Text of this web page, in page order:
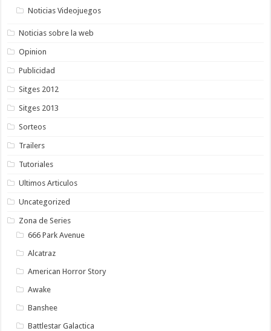
Noticias Videojuegos
Noticias sobre la web
Opinion
Publicidad
Sitges 2012
Sitges 2013
Sorteos
Trailers
Tutoriales
Ultimos Articulos
Uncategorized
Zona de Series
666 Park Avenue
Alcatraz
American Horror Story
Awake
Banshee
Battlestar Galactica